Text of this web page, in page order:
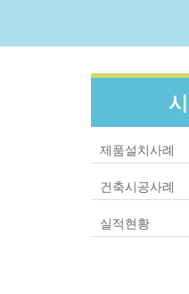
제품설치사례
건축시공사례
실적현황